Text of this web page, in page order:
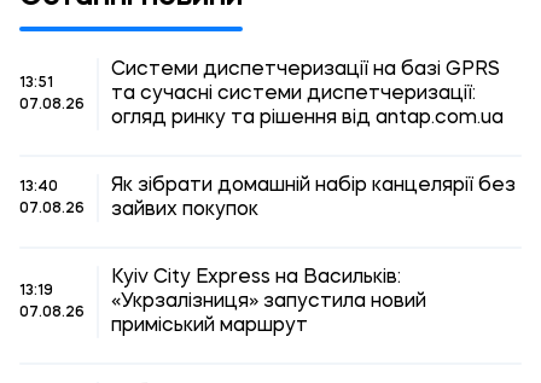
13:51
07.08.26
Системи диспетчеризації на базі GPRS
та сучасні системи диспетчеризації:
огляд ринку та рішення від antap.com.ua
13:40
07.08.26
Як зібрати домашній набір канцелярії без
зайвих покупок
13:19
07.08.26
Kyiv City Express на Васильків:
«Укрзалізниця» запустила новий
приміський маршрут